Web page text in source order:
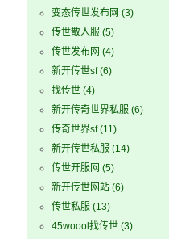
变态传世发布网 (3)
传世散人服 (5)
传世发布网 (4)
新开传世sf(6)
找传世 (4)
新开传奇世界私服 (6)
传奇世界sf(11)
新开传世私服 (14)
传世开服网 (5)
新开传世网站 (6)
传世私服 (13)
45woool找传世 (3)